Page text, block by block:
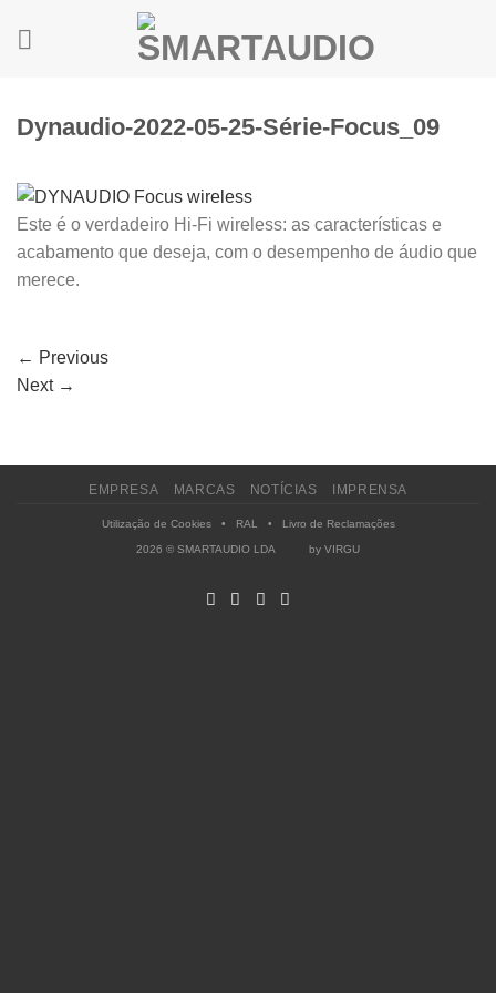
Dynaudio-2022-05-25-Série-Focus_09
Este é o verdadeiro Hi-Fi wireless: as características e
acabamento que deseja, com o desempenho de áudio que
merece.
← Previous
Next →
EMPRESA MARCAS NOTÍCIAS IMPRENSA
Utilização de Cookies• RAL • Livro de Reclamações
2026 © SMARTAUDIO LDA by VIRGU